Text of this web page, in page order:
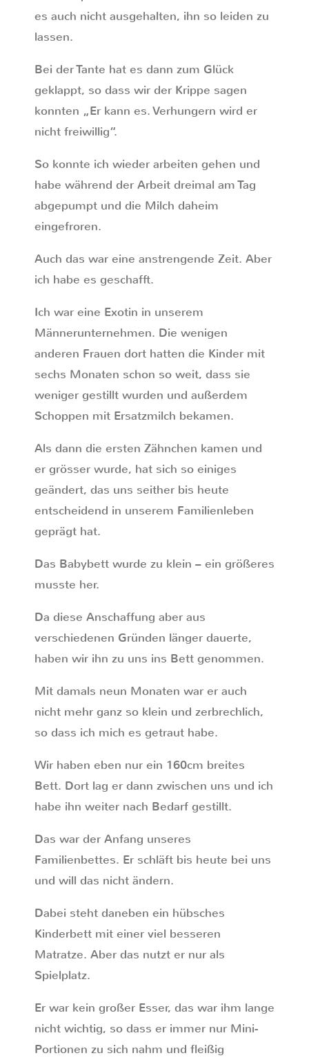
es auch nicht ausgehalten, ihn so leiden zu
lassen.
Bei der Tante hat es dann zum Glück
geklappt, so dass wir der Krippe sagen
konnten „Er kann es. Verhungern wird er
nicht freiwillig“.
So konnte ich wieder arbeiten gehen und
habe während der Arbeit dreimal am Tag
abgepumpt und die Milch daheim
eingefroren.
Auch das war eine anstrengende Zeit. Aber
ich habe es geschafft.
Ich war eine Exotin in unserem
Männerunternehmen. Die wenigen
anderen Frauen dort hatten die Kinder mit
sechs Monaten schon so weit, dass sie
weniger gestillt wurden und außerdem
Schoppen mit Ersatzmilch bekamen.
Als dann die ersten Zähnchen kamen und
er grösser wurde, hat sich so einiges
geändert, das uns seither bis heute
entscheidend in unserem Familienleben
geprägt hat.
Das Babybett wurde zu klein – ein größeres
musste her.
Da diese Anschaffung aber aus
verschiedenen Gründen länger dauerte,
haben wir ihn zu uns ins Bett genommen.
Mit damals neun Monaten war er auch
nicht mehr ganz so klein und zerbrechlich,
so dass ich mich es getraut habe.
Wir haben eben nur ein 160cm breites
Bett. Dort lag er dann zwischen uns und ich
habe ihn weiter nach Bedarf gestillt.
Das war der Anfang unseres
Familienbettes. Er schläft bis heute bei uns
und will das nicht ändern.
Dabei steht daneben ein hübsches
Kinderbett mit einer viel besseren
Matratze. Aber das nutzt er nur als
Spielplatz.
Er war kein großer Esser, das war ihm lange
nicht wichtig, so dass er immer nur Mini-
Portionen zu sich nahm und fleißig